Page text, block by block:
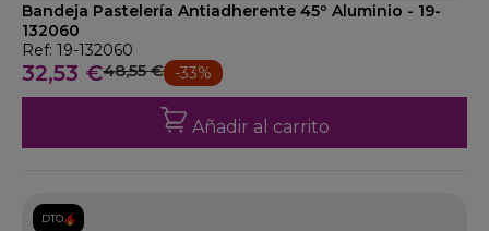
Bandeja Pastelería Antiadherente 45º Aluminio - 19-
132060
Ref: 19-132060
32,53 €48,55 € -33%
Añadir al carrito
DTO.